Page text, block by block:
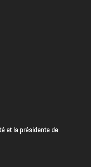
et la présidente de